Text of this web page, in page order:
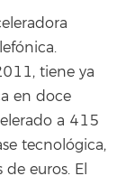
tiene ya
en doce
a 415
tecnológica,
euros. El